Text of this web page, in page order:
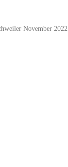
November 2022